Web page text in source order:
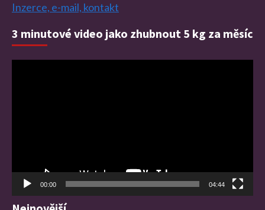
Inzerce, e-mail, kontakt
3 minutové video jako zhubnout 5 kg za měsíc
00:00 04:44